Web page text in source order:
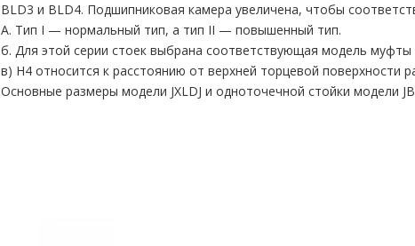
BLD3 и BLD4. Подшипниковая камера увеличена, чтобы
А. Тип I — нормальный тип, а тип II — повышенный тип.
б. Для этой серии стоек выбрана соответствующая модель муфты
в) H4 относится к расстоянию от верхней торцевой поверхности
Основные размеры модели JXLDJ и одноточечной стойки модели